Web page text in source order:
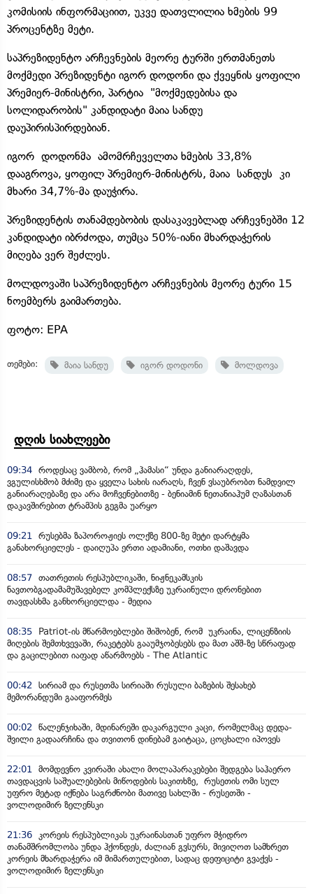
კომისიის ინფორმაციით, უკვე დათვლილია ხმების 99
პროცენტზე მეტი.
საპრეზიდენტო არჩევნების მეორე ტურში ერთმანეთს
მოქმედი პრეზიდენტი იგორ დოდონი და ქვეყნის ყოფილი
პრემიერ-მინისტრი, პარტია "მოქმედებისა და
სოლიდარობის" კანდიდატი მაია სანდუ
დაუპირისპირდებიან.
იგორ დოდონმა ამომრჩეველთა ხმების 33,8%
დააგროვა, ყოფილ პრემიერ-მინისტრს, მაია სანდუს კი
მხარი 34,7%-მა დაუჭირა.
პრეზიდენტის თანამდებობის დასაკავებლად არჩევნებში 12
კანდიდატი იბრძოდა, თუმცა 50%-იანი მხარდაჭერის
მიღება ვერ შეძლეს.
მოლდოვაში საპრეზიდენტო არჩევნების მეორე ტური 15
ნოემბერს გაიმართება.
ფოტო: EPA
თემები: მაია სანდუ იგორ დოდონი მოლდოვა
დღის სიახლეები
09:34 როდესაც ვამბობ, რომ „ჰამასი“ უნდა განიარაღდეს,
ვგულისხმობ მძიმე და ყველა სახის იარაღს, ჩვენ ვსაუბრობთ ნამდვილ
განიარაღებაზე და არა მოჩვენებითზე - ბენიამინ ნეთანიაჰუმ ღაზასთან
დაკავშირებით ტრამპის გეგმა უარყო
09:21
რუსებმა ზაპოროჟიეს ოლქზე 800-ზე მეტი დარტყმა
განახორციელეს - დაიღუპა ერთი ადამიანი, ოთხი დაშავდა
08:57 თათრეთის რესპუბლიკაში, ნიჟნეკამსკის
ნავთობგადამამუშავებელ კომპლექსზე უკრაინული დრონებით
თავდასხმა განხორციელდა - მედია
08:35
Patriot-ის მწარმოებლები შიშობენ, რომ უკრაინა, ლიცენზიის
მიღების შემთხვევაში, რაკეტებს გააუმჯობესებს და მათ აშშ-ზე სწრაფად
და გაცილებით იაფად აწარმოებს - The Atlantic
00:42
სირიამ და რუსეთმა სირიაში რუსული ბაზების შესახებ
მემორანდუმი გააფორმეს
00:02
წალენჯიხაში, მდინარეში დაკარგული კაცი, რომელმაც დედა-
შვილი გადაარჩინა და თვითონ დინებამ გაიტაცა, ცოცხალი იპოვეს
22:01
მომდევნო კვირაში ახალი მოლაპარაკებები შედგება საჰაერო
თავდაცვის საშუალებების მიწოდების საკითხზე, რუსეთის ომი სულ
უფრო მეტად იქნება საგრძნობი მათივე სახლში - რუსეთში -
ვოლოდიმირ ზელენსკი
21:36
კორეის რესპუბლიკას უკრაინასთან უფრო მჭიდრო
თანამშრომლობა უნდა ჰქონდეს, ძალიან გვსურს, მივიღოთ სამხრეთ
კორეის მხარდაჭერა იმ მიმართულებით, სადაც დეფიციტი გვაქვს -
ვოლოდიმირ ზელენსკი